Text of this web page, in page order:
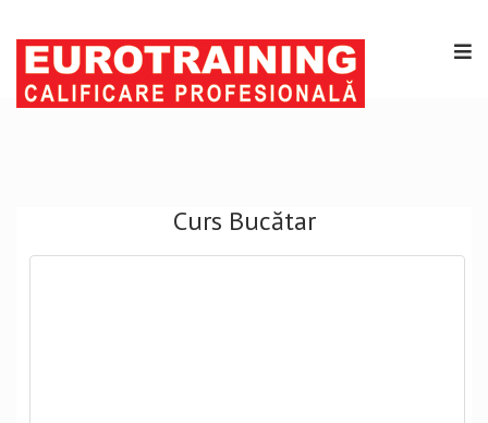
Curs Bucătar